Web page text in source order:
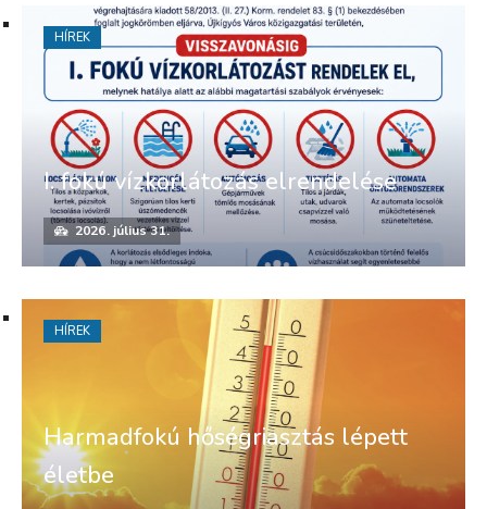
I. fokú vízkorlátozás elrendelése
2026. július 31.
HÍREK
Harmadfokú hőségriasztás lépett
életbe
HÍREK